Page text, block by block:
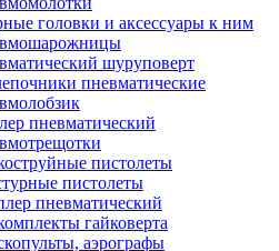
головки и аксессуары к ним
шуруповерт
пневматические
пневматический
пистолеты
пистолеты
пневматический
гайковерта
аэрографы